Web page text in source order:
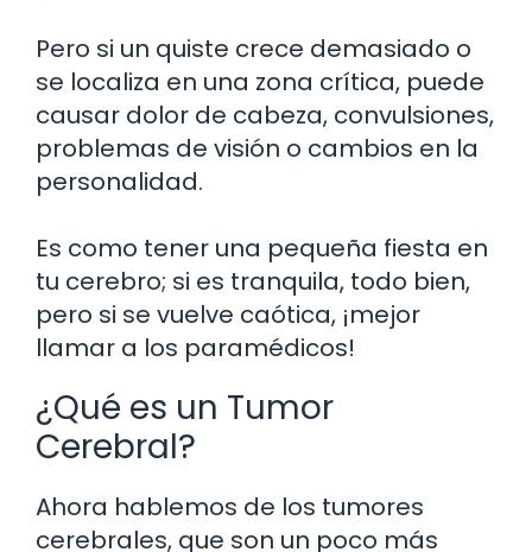
Pero si un quiste crece demasiado o
se localiza en una zona crítica, puede
causar dolor de cabeza, convulsiones,
problemas de visión o cambios en la
personalidad.
Es como tener una pequeña fiesta en
tu cerebro; si es tranquila, todo bien,
pero si se vuelve caótica, ¡mejor
llamar a los paramédicos!
¿Qué es un Tumor
Cerebral?
Ahora hablemos de los tumores
cerebrales, que son un poco más